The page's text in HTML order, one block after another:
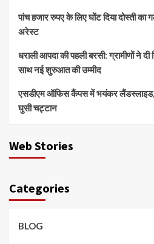
पांच हजार रुपए के लिए घोंट दिया दोस्ती का
अरेस्ट
धराली आपदा की पहली बरसी: ग्रामीणों ने दी
साथ नई शुरुआत की उम्मीद
एसडीएम ऑफिस कैंपस में भयंकर लैंडस्लाइड,
घुसी चट्टान
Web Stories
Categories
BLOG